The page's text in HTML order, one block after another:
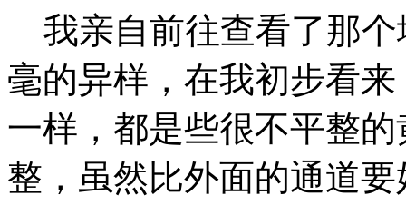
我亲自前往查看了那个
毫的异样，在我初步看
一样，都是些很不平整
整，虽然比外面的通道